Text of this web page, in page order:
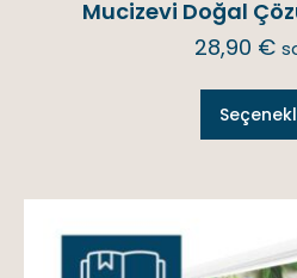
Mucizevi Doğal
28,90 €